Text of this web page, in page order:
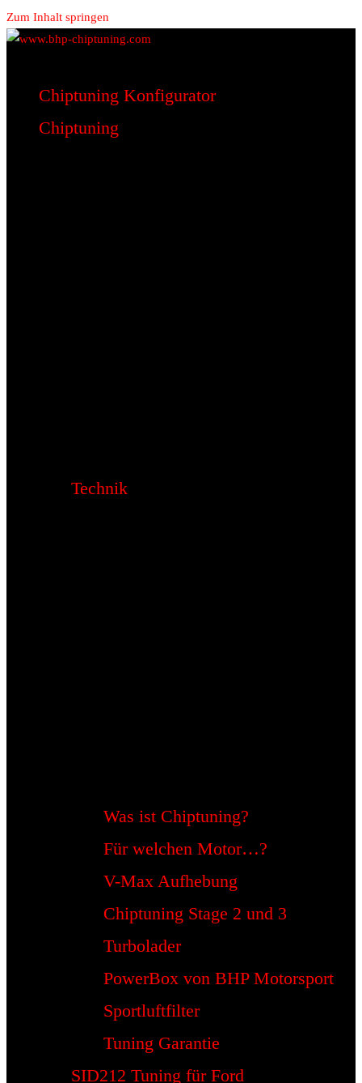
Zum Inhalt springen
www.bhp-chiptuning.com
BHP Motorsport
Chiptuning Konfigurator
Chiptuning
Technik
Was ist Chiptuning?
Für welchen Motor…?
V-Max Aufhebung
Chiptuning Stage 2 und 3
Turbolader
PowerBox von BHP Motorsport
Sportluftfilter
Tuning Garantie
SID212 Tuning für Ford